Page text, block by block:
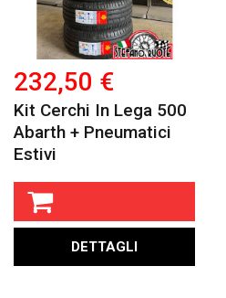
232,50 €
Kit Cerchi In Lega 500
Abarth + Pneumatici
Estivi
DETTAGLI